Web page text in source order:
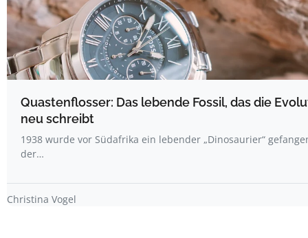
Quastenflosser: Das lebende Fossil, das die
neu schreibt
1938 wurde vor Südafrika ein lebender „Dinosaurier“
der…
Christina Vogel